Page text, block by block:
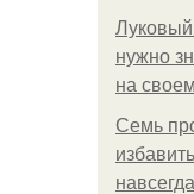
Луковый
нужно
на
Семь
навсегда